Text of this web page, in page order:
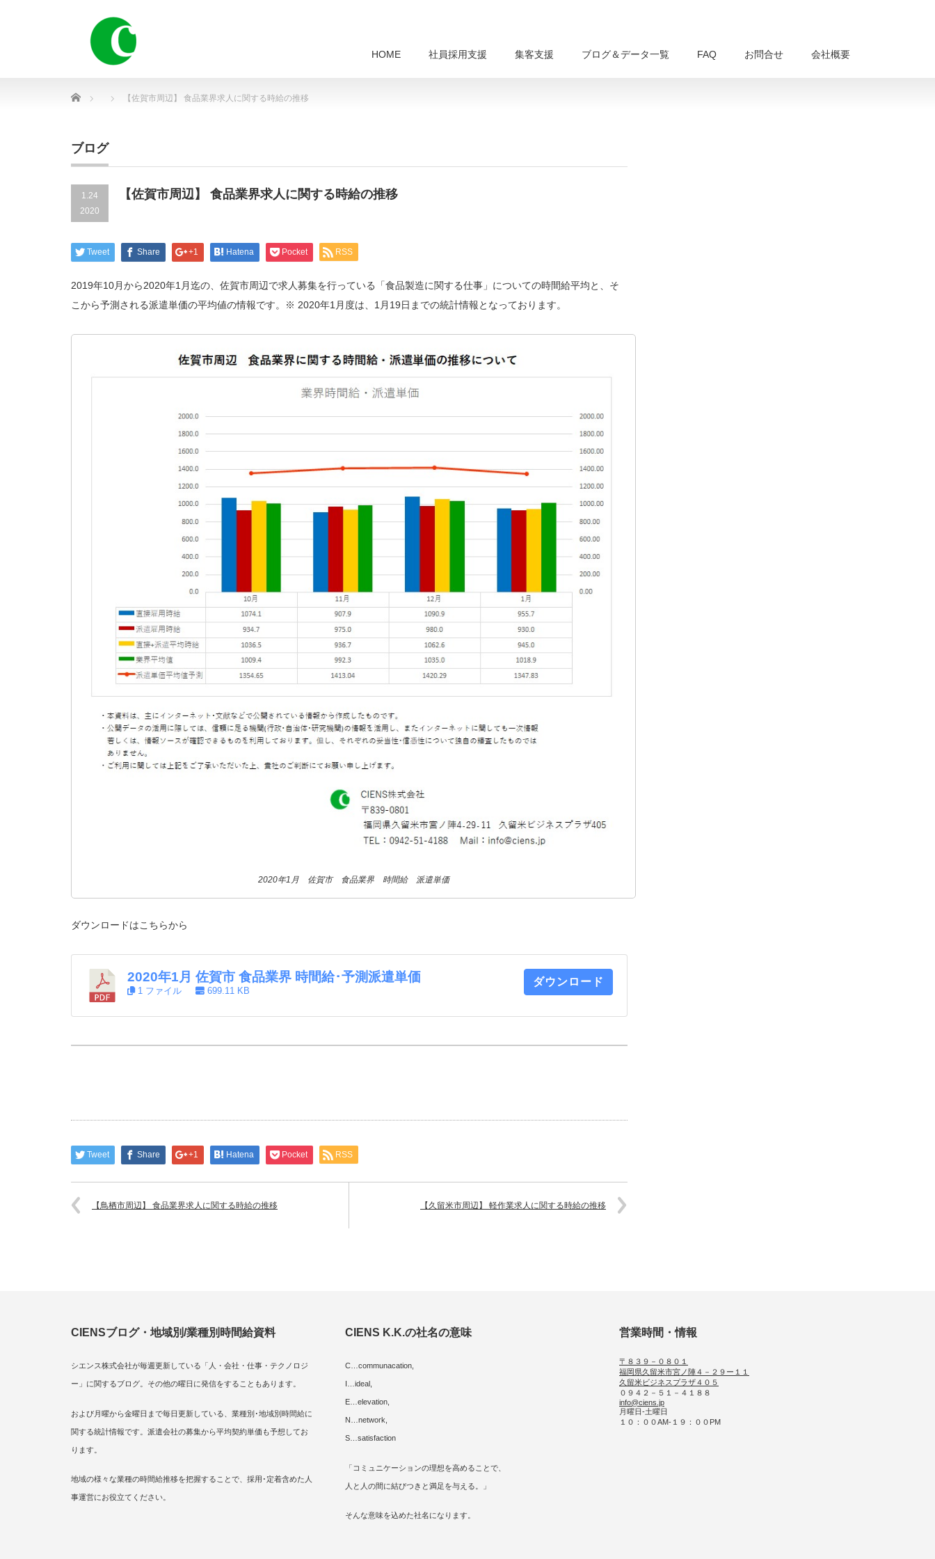
HOME 社員採用支援 集客支援 ブログ＆データ一覧 FAQ お問合せ 会社概要
Home 【佐賀市周辺】 食品業界求人に関する時給の推移
ブログ
1.24
2020
【佐賀市周辺】 食品業界求人に関する時給の推移
Tweet Share +1 Hatena Pocket RSS
2019年10月から2020年1月迄の、佐賀市周辺で求人募集を行っている「食品製造に関する仕事」についての時間給平均と、そ
こから予測される派遣単価の平均値の情報です。※ 2020年1月度は、1月19日までの統計情報となっております。
2020年1月 佐賀市 食品業界 時間給 派遣単価
ダウンロードはこちらから
2020年1月 佐賀市 食品業界 時間給･予測派遣単価
1 ファイル 699.11 KB
ダウンロード
Tweet Share +1 Hatena Pocket RSS
【鳥栖市周辺】 食品業界求人に関する時給の推移 【久留米市周辺】 軽作業求人に関する時給の推移
CIENSブログ・地域別/業種別時間給資料
シエンス株式会社が毎週更新している「人・会社・仕事・テクノロジ
ー」に関するブログ。その他の曜日に発信をすることもあります。
および月曜から金曜日まで毎日更新している、業種別･地域別時間給に
関する統計情報です。派遣会社の募集から平均契約単価も予想してお
ります。
地域の様々な業種の時間給推移を把握することで、採用･定着含めた人
事運営にお役立てください。
CIENS K.K.の社名の意味
C…communacation,
I…ideal,
E…elevation,
N…network,
S…satisfaction
「コミュニケーションの理想を高めることで、
人と人の間に結びつきと満足を与える。」
そんな意味を込めた社名になります。
営業時間・情報
〒８３９－０８０１
福岡県久留米市宮ノ陣４－２９ー１１
久留米ビジネスプラザ４０５
０９４２－５１－４１８８
info@ciens.jp
月曜日-土曜日
１０：００AM-１９：００PM